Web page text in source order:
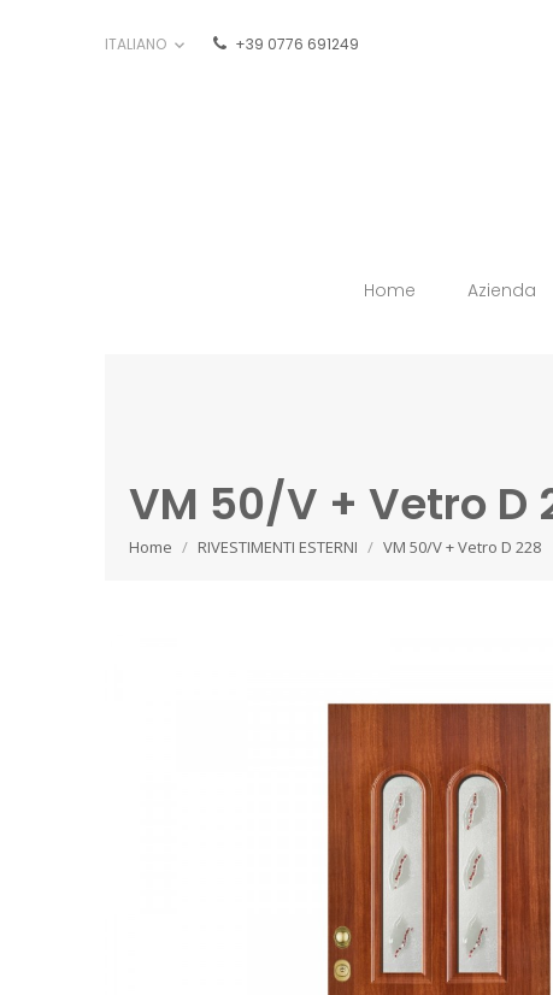
ITALIANO  +39 0776 691249
Home Azienda
VM 50/V + Vetro D
Home RIVESTIMENTI ESTERNI VM 50/V + Vetro D 228